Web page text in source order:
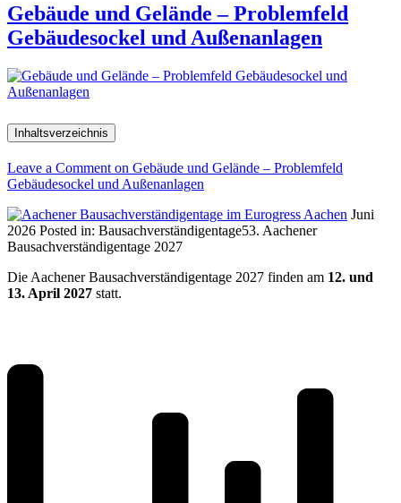
Gebäude und Gelände – Problemfeld
Gebäudesockel und Außenanlagen
Inhaltsverzeichnis
Leave a Comment on Gebäude und Gelände – Problemfeld
Gebäudesockel und Außenanlagen
Juni
2026 Posted in: Bausachverständigentage53. Aachener
Bausachverständigentage 2027
Die Aachener Bausachverständigentage 2027 finden am 12. und
13. April 2027 statt.